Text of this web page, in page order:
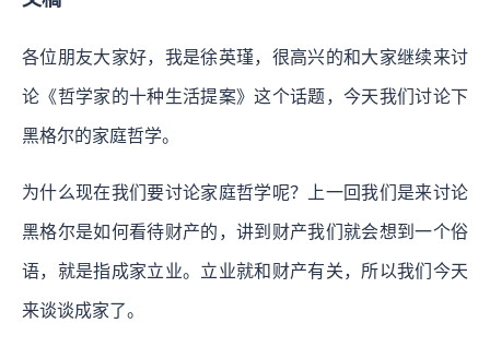
各位朋友大家好，我是徐英瑾，很高兴的和大家继续来讨
论《哲学家的十种生活提案》这个话题，今天我们讨论下
黑格尔的家庭哲学。
为什么现在我们要讨论家庭哲学呢？上一回我们是来讨论
黑格尔是如何看待财产的，讲到财产我们就会想到一个俗
语，就是指成家立业。立业就和财产有关，所以我们今天
来谈谈成家了。